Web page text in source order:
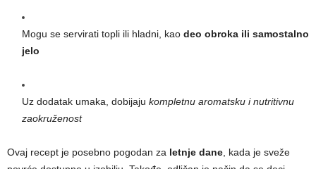
Mogu se servirati topli ili hladni, kao deo obroka ili samostalno
jelo
Uz dodatak umaka, dobijaju kompletnu aromatsku i nutritivnu
zaokruženost
Ovaj recept je posebno pogodan za letnje dane , kada je sveže